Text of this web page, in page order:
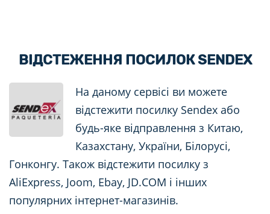
ВІДСТЕЖЕННЯ ПОСИЛОК SENDEX
На даному сервісі ви можете
відстежити посилку Sendex або
будь-яке відправлення з Китаю,
Казахстану, України, Білорусі,
Гонконгу. Також відстежити посилку з
AliExpress, Joom, Ebay, JD.COM і інших
популярних інтернет-магазинів.